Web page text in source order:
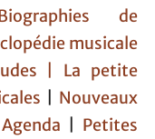
de
musicale
| La petite
Nouveaux
Agenda
Petites